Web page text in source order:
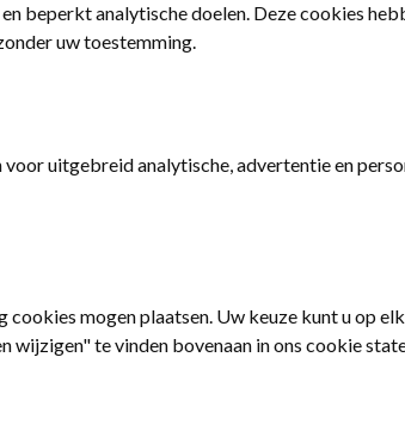
Met Mieke de Boer-Sonnenschein
heel belangrijk een veilige plek te
emoties te ontwikkelen en te laten
beperkt analytische doelen. Deze cookies
uw toestemming.
uitgebreid analytische, advertentie en
mogen plaatsen. Uw keuze kunt u op
te vinden bovenaan in ons cookie